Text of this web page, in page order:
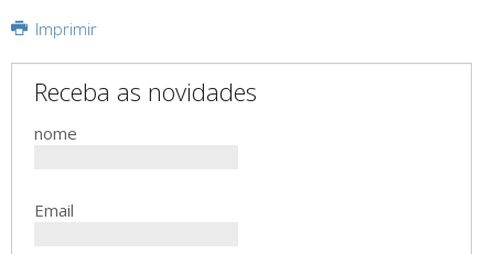
Imprimir
Receba as novidades
nome
Email